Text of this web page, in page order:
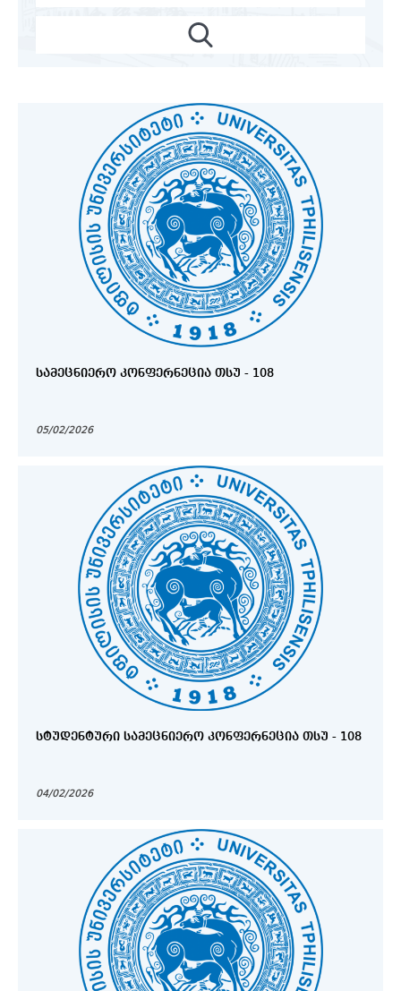
ᲡᲐᲛᲔᲪᲜᲘᲔᲠᲝ ᲙᲝᲜᲤᲔᲠᲜᲔᲪᲘᲐ ᲗᲡᲣ - 108
05/02/2026
ᲡᲢᲣᲓᲔᲜᲢᲣᲠᲘ ᲡᲐᲛᲔᲪᲜᲘᲔᲠᲝ ᲙᲝᲜᲤᲔᲠᲜᲔᲪᲘᲐ ᲗᲡᲣ - 108
04/02/2026